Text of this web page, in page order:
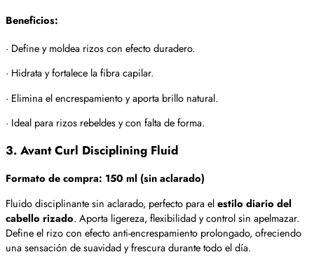
Beneficios:
· Define y moldea rizos con efecto duradero.
· Hidrata y fortalece la fibra capilar.
· Elimina el encrespamiento y aporta brillo natural.
· Ideal para rizos rebeldes y con falta de forma.
3. Avant Curl Disciplining Fluid
Formato de compra: 150 ml (sin aclarado)
Fluido disciplinante sin aclarado, perfecto para elestilo diario del
cabello rizado. Aporta ligereza, flexibilidad y control sin apelmazar.
Define el rizo con efecto anti-encrespamiento prolongado, ofreciendo
una sensación de suavidad y frescura durante todo el día.